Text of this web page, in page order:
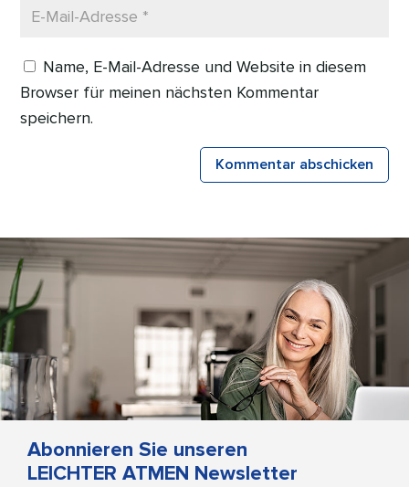
Name, E-Mail-Adresse und Website in diesem
Browser für meinen nächsten Kommentar
speichern.
Kommentar abschicken
Abonnieren Sie unseren
LEICHTER ATMEN Newsletter